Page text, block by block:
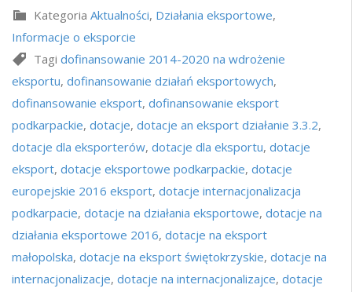
Kategoria Aktualności, Działania eksportowe,
Informacje o eksporcie
Tagi dofinansowanie 2014-2020 na wdrożenie
eksportu, dofinansowanie działań eksportowych,
dofinansowanie eksport, dofinansowanie eksport
podkarpackie, dotacje, dotacje an eksport działanie 3.3.2,
dotacje dla eksporterów, dotacje dla eksportu, dotacje
eksport, dotacje eksportowe podkarpackie, dotacje
europejskie 2016 eksport, dotacje internacjonalizacja
podkarpacie, dotacje na działania eksportowe, dotacje na
działania eksportowe 2016, dotacje na eksport
małopolska, dotacje na eksport świętokrzyskie, dotacje na
internacjonalizacje, dotacje na internacjonalizajce, dotacje